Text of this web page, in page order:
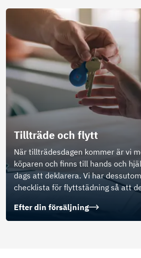
Tillträde och flytt
När tillträdesdagen kommer är vi
köparen och finns till hands och
dags att deklarera. Vi har
checklista för flyttstädning så att
Efter din försäljning